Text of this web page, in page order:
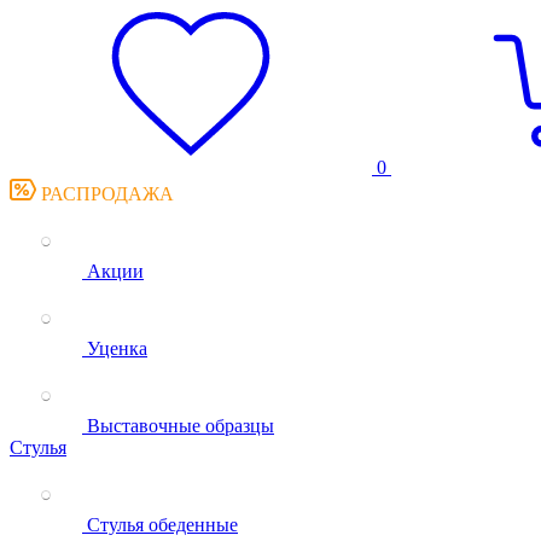
0
РАСПРОДАЖА
Акции
Уценка
Выставочные образцы
Стулья
Стулья обеденные